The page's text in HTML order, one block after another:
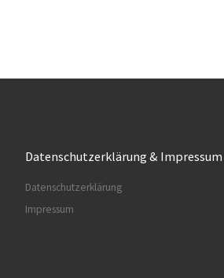
Datenschutzerklärung & Impressum
Datenschutzerklärung
Impressum